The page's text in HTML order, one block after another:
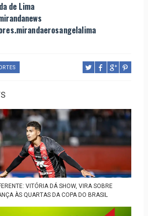
de Lima
VITÓRIA DÁ SHOW, VIRA SOBRE
ÀS QUARTAS DA COPA DO BRASIL